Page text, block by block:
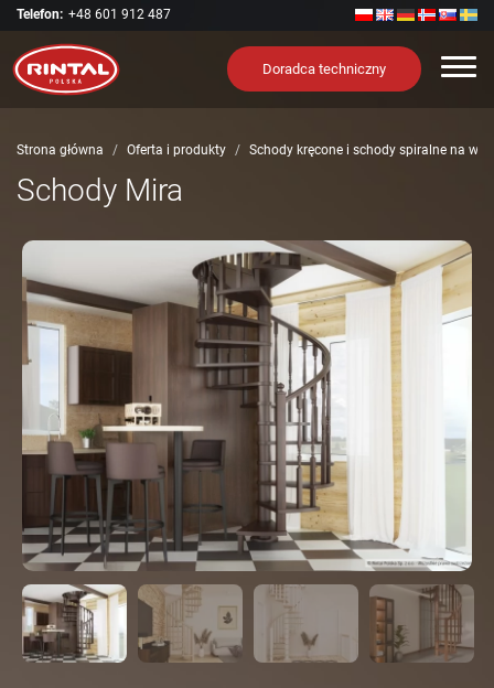
Telefon: +48 601 912 487
Doradca techniczny
Strona główna Oferta i produkty Schody kręcone i schody spiralne na
Schody Mira